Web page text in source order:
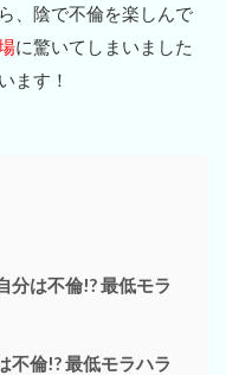
、陰で不倫を楽しんで
に驚いてしまいました
ます！
分は不倫!? 最低モラ
不倫!? 最低モラハラ